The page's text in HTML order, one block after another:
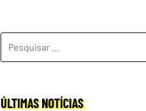
POR:
ÚLTIMAS NOTÍCIAS